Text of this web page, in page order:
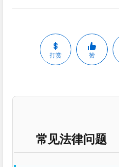
打赏 赞
常见法律问题